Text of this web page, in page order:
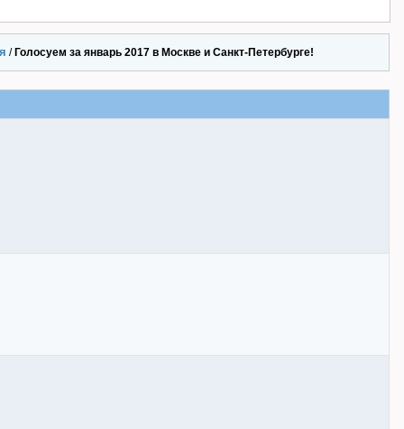
/ Голосуем за январь 2017 в Москве и Санкт-Петербурге!